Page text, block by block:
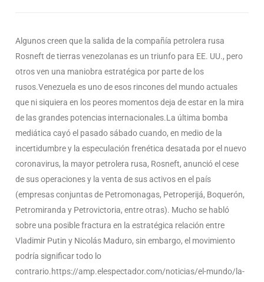
Algunos creen que la salida de la compañía petrolera rusa
Rosneft de tierras venezolanas es un triunfo para EE. UU., pero
otros ven una maniobra estratégica por parte de los
rusos.Venezuela es uno de esos rincones del mundo actuales
que ni siquiera en los peores momentos deja de estar en la mira
de las grandes potencias internacionales.La última bomba
mediática cayó el pasado sábado cuando, en medio de la
incertidumbre y la especulación frenética desatada por el nuevo
coronavirus, la mayor petrolera rusa, Rosneft, anunció el cese
de sus operaciones y la venta de sus activos en el país
(empresas conjuntas de Petromonagas, Petroperijá, Boquerón,
Petromiranda y Petrovictoria, entre otras). Mucho se habló
sobre una posible fractura en la estratégica relación entre
Vladimir Putin y Nicolás Maduro, sin embargo, el movimiento
podría significar todo lo
contrario.https://amp.elespectador.com/noticias/el-mundo/la-